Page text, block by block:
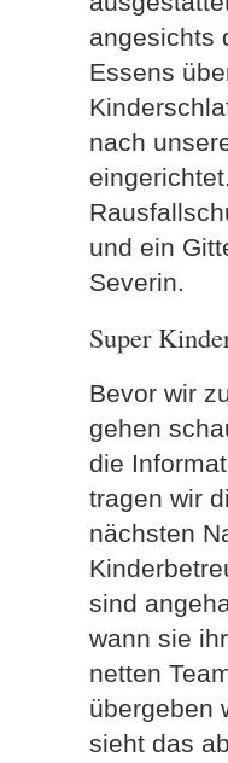
angesichts
Essens
nach
und ein
Severin.
Super
Bevor wir
gehen
die
tragen wir
nächsten
sind
wann sie
netten
übergeben
sieht das